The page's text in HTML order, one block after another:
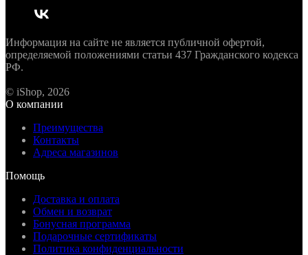
Информация на сайте не является публичной офертой,
определяемой положениями статьи 437 Гражданского кодекса
РФ.
© iShop, 2026
О компании
Преимущества
Контакты
Адреса магазинов
Помощь
Доставка и оплата
Обмен и возврат
Бонусная программа
Подарочные сертификаты
Политика конфиденциальности